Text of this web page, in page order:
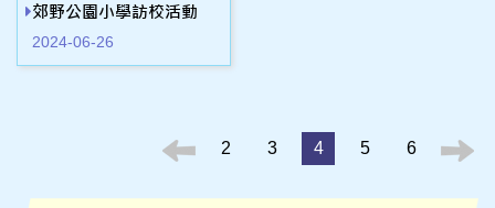
郊野公園小學訪校活動
2024-06-26
2 3 4 5 6